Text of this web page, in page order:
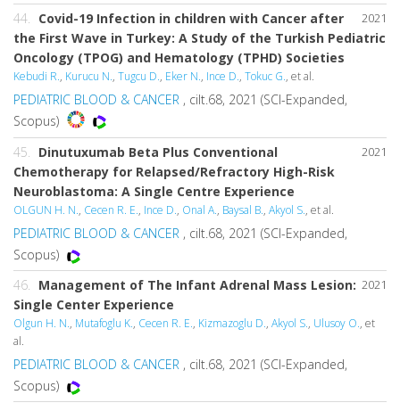
2021
44.
Covid-19 Infection in children with Cancer after
the First Wave in Turkey: A Study of the Turkish Pediatric
Oncology (TPOG) and Hematology (TPHD) Societies
Kebudi R., Kurucu N., Tugcu D., Eker N., Ince D., Tokuc G., et al.
PEDIATRIC BLOOD & CANCER , cilt.68, 2021 (SCI-Expanded,
Scopus)
2021
45. Dinutuxumab Beta Plus Conventional
Chemotherapy for Relapsed/Refractory High-Risk
Neuroblastoma: A Single Centre Experience
OLGUN H. N., Cecen R. E., Ince D., Onal A., Baysal B., Akyol S., et al.
PEDIATRIC BLOOD & CANCER , cilt.68, 2021 (SCI-Expanded,
Scopus)
2021
46. Management of The Infant Adrenal Mass Lesion:
Single Center Experience
Olgun H. N., Mutafoglu K., Cecen R. E., Kizmazoglu D., Akyol S., Ulusoy O., et
al.
PEDIATRIC BLOOD & CANCER , cilt.68, 2021 (SCI-Expanded,
Scopus)